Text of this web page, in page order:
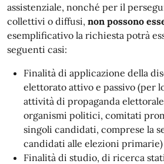
assistenziale, nonché per il
collettivi o diffusi, non possono
esemplificativo la richiesta potrà
seguenti casi:
Finalità di applicazione della
elettorato attivo e passivo (per
attività di propaganda
organismi politici, comitati
singoli candidati, comprese la
candidati alle elezioni primarie)
Finalità di studio, di ricerca